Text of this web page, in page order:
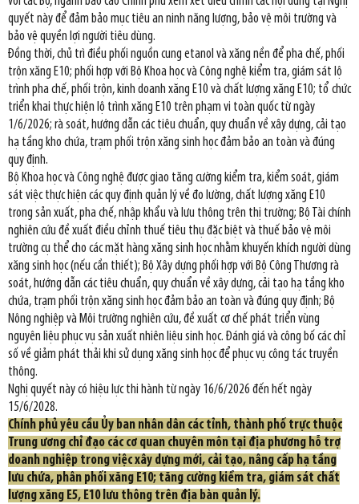
quyết này để đảm bảo mục tiêu an ninh năng lượng, bảo vệ môi trường và
bảo vệ quyền lợi người tiêu dùng.
Đồng thời, chủ trì điều phối nguồn cung etanol và xăng nền để pha chế, phối
trộn xăng E10; phối hợp với Bộ Khoa học và Công nghệ kiểm tra, giám sát lộ
trình pha chế, phối trộn, kinh doanh xăng E10 và chất lượng xăng E10; tổ chức
triển khai thực hiện lộ trình xăng E10 trên phạm vi toàn quốc từ ngày
1/6/2026; rà soát, hướng dẫn các tiêu chuẩn, quy chuẩn về xây dựng, cải tạo
hạ tầng kho chứa, trạm phối trộn xăng sinh học đảm bảo an toàn và đúng
quy định.
Bộ Khoa học và Công nghệ được giao tăng cường kiểm tra, kiểm soát, giám
sát việc thực hiện các quy định quản lý về đo lường, chất lượng xăng E10
trong sản xuất, pha chế, nhập khẩu và lưu thông trên thị trường; Bộ Tài chính
nghiên cứu đề xuất điều chỉnh thuế tiêu thụ đặc biệt và thuế bảo vệ môi
trường cụ thể cho các mặt hàng xăng sinh học nhằm khuyến khích người dùng
xăng sinh học (nếu cần thiết); Bộ Xây dựng phối hợp với Bộ Công Thương rà
soát, hướng dẫn các tiêu chuẩn, quy chuẩn về xây dựng, cải tạo hạ tầng kho
chứa, trạm phối trộn xăng sinh học đảm bảo an toàn và đúng quy định; Bộ
Nông nghiệp và Môi trường nghiên cứu, đề xuất cơ chế phát triển vùng
nguyên liệu phục vụ sản xuất nhiên liệu sinh học. Đánh giá và công bố các chỉ
số về giảm phát thải khi sử dụng xăng sinh học để phục vụ công tác truyền
thông.
Nghị quyết này có hiệu lực thi hành từ ngày 16/6/2026 đến hết ngày
15/6/2028.
Chính phủ yêu cầu Ủy ban nhân dân các tỉnh, thành phố trực thuộc
Trung ương chỉ đạo các cơ quan chuyên môn tại địa phương hỗ trợ
doanh nghiệp trong việc xây dựng mới, cải tạo, nâng cấp hạ tầng
lưu chứa, phân phối xăng E10; tăng cường kiểm tra, giám sát chất
lượng xăng E5, E10 lưu thông trên địa bàn quản lý.